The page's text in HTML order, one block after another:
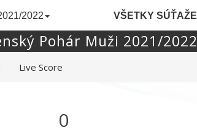
2022 VŠETKY SÚŤAŽE
Pohár Muži 2021/2022
Live Score
0